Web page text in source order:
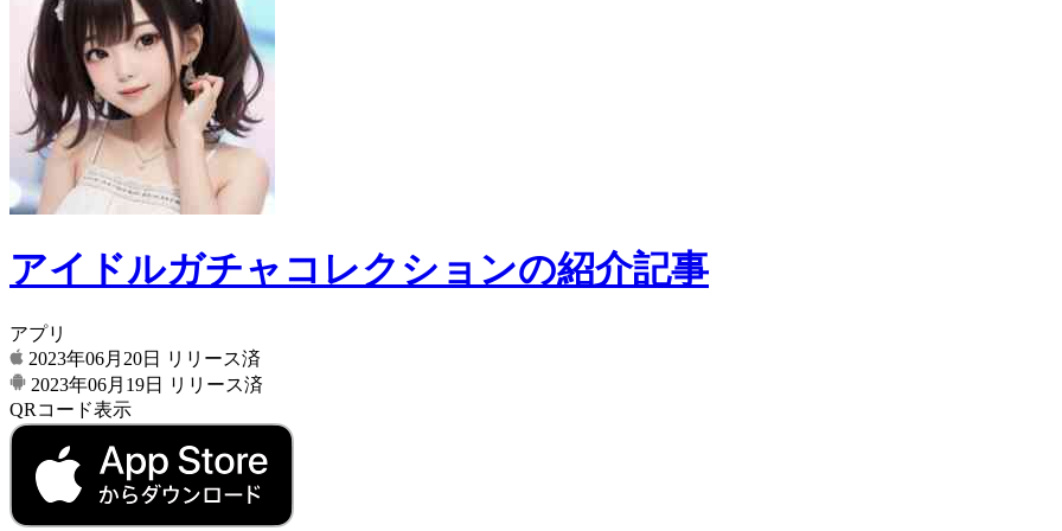
アイドルガチャコレクションの紹介記事
アプリ
2023年06月20日
リリース済
2023年06月19日
リリース済
QRコード表示